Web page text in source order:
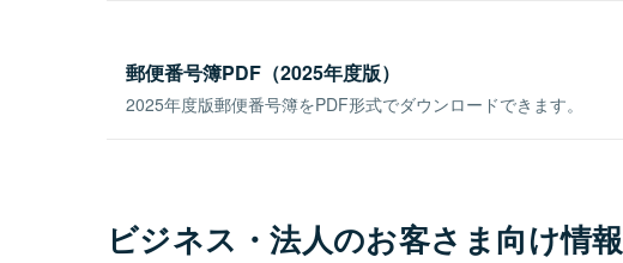
郵便番号簿PDF（2025年度版）
2025年度版郵便番号簿をPDF形式でダウンロードできます。
ビジネス・法人のお客さま向け情報